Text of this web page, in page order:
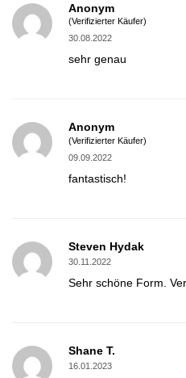
Anonym
(Verifizierter Käufer)
30.08.2022
sehr genau
Anonym
(Verifizierter Käufer)
09.09.2022
fantastisch!
Steven Hydak
30.11.2022
Sehr schöne Form.
Shane T.
16.01.2023